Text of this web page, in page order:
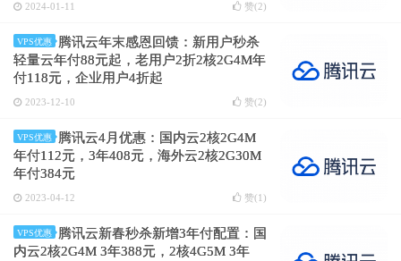
2024-01-11 赞(2)
VPS优惠
腾讯云年末感恩回馈：新用户秒杀
轻量云年付88元起，老用户2折2核2G4M年
付118元，企业用户4折起
2023-12-10 赞(2)
VPS优惠
腾讯云4月优惠：国内云2核2G4M
年付112元，3年408元，海外云2核2G30M
年付384元
2023-04-12 赞(1 )
VPS优惠
腾讯云新春秒杀新增3年付配置：国
内云2核2G4M 3年388元，2核4G5M 3年